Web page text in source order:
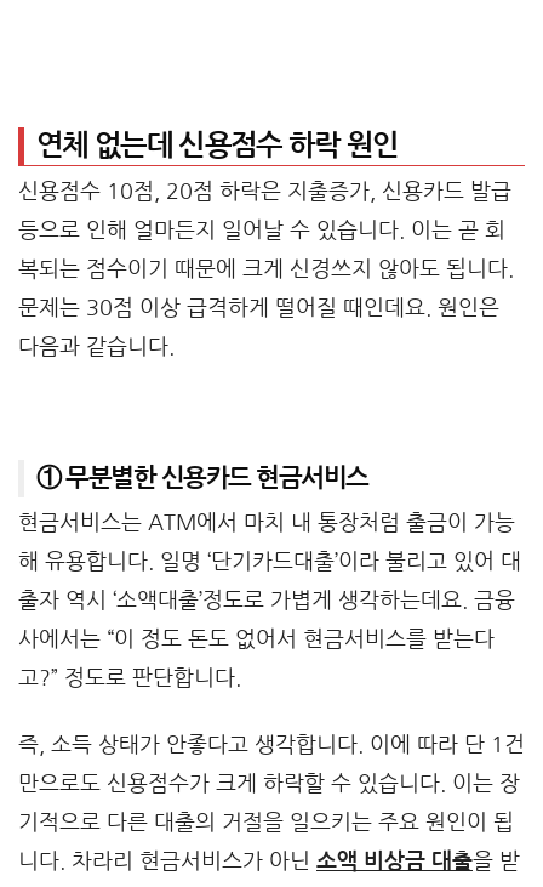
연체 없는데 신용점수 하락 원인
신용점수 10점, 20점 하락은 지출증가, 신용카드 발급
등으로 인해 얼마든지 일어날 수 있습니다. 이는 곧 회
복되는 점수이기 때문에 크게 신경쓰지 않아도 됩니다.
문제는 30점 이상 급격하게 떨어질 때인데요. 원인은
다음과 같습니다.
① 무분별한 신용카드 현금서비스
현금서비스는 ATM에서 마치 내 통장처럼 출금이 가능
해 유용합니다. 일명 ‘단기카드대출’이라 불리고 있어 대
출자 역시 ‘소액대출’정도로 가볍게 생각하는데요. 금융
사에서는 “이 정도 돈도 없어서 현금서비스를 받는다
고?” 정도로 판단합니다.
즉, 소득 상태가 안좋다고 생각합니다. 이에 따라 단 1건
만으로도 신용점수가 크게 하락할 수 있습니다. 이는 장
기적으로 다른 대출의 거절을 일으키는 주요 원인이 됩
니다. 차라리 현금서비스가 아닌 소액 비상금 대출을 받